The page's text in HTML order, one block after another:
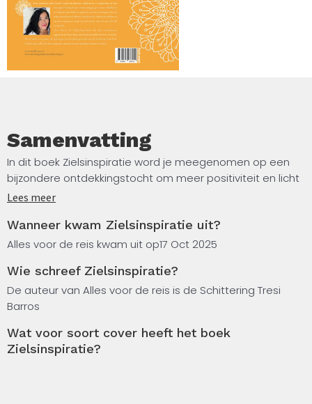
Samenvatting
In dit boek Zielsinspiratie word je meegenomen op een
bijzondere ontdekkingstocht om meer positiviteit en licht
te brengen in jouw leven. De citaten bieden inzichten en
Er is zoveel meer tussen hemel en aarde.
Heb vertrouwen in jezelf, ook als je een moeilijke situatie in
jouw leven wil veranderen. Je verdient geluk in jouw leven.
sleutel tot jouw eigen geluk. Kom dichter bij je geluk door
meer innerlijke rust, persoonlijke groei en zelfliefde.
Lees meer
Wanneer kwam Zielsinspiratie uit?
Alles voor de reis kwam uit op17 Oct 2025
Wie schreef Zielsinspiratie?
De auteur van Alles voor de reis is de Schittering Tresi
Barros
Wat voor soort cover heeft het boek
Zielsinspiratie?